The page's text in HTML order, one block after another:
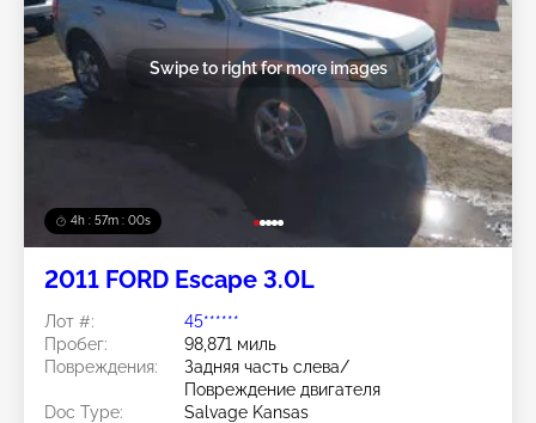
4h : 56m : 57s
Swipe to right for more images
2011 FORD Escape 3.0L
Лот #:
45******
Пробег:
98,871 миль
Повреждения:
Задняя часть слева/
Повреждение двигателя
Doc Type:
Salvage Kansas